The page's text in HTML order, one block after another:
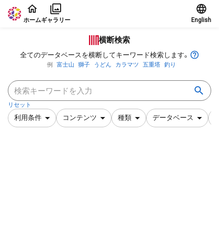
本文に飛ぶ
ホームギャラリー English
横断検索
全てのデータベースを横断してキーワード検索します。
例 富士山 獅子 うどん カラマツ 五重塔 釣り
リセット
利用条件 コンテンツ 種類 データベース